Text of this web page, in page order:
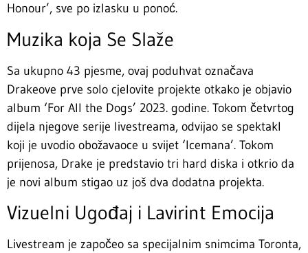
Honour’, sve po izlasku u ponoć.
Muzika koja Se Slaže
Sa ukupno 43 pjesme, ovaj poduhvat označava
Drakeove prve solo cjelovite projekte otkako je objavio
album ‘For All the Dogs’ 2023. godine. Tokom četvrtog
dijela njegove serije livestreama, odvijao se spektakl
koji je uvodio obožavaoce u svijet ‘Icemana’. Tokom
prijenosa, Drake je predstavio tri hard diska i otkrio da
je novi album stigao uz još dva dodatna projekta.
Vizuelni Ugođaj i Lavirint Emocija
Livestream je započeo sa specijalnim snimcima Toronta,